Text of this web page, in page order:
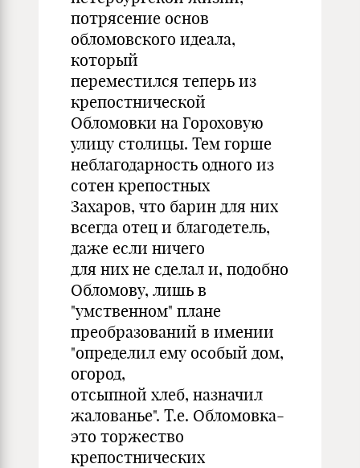
потрясение основ
обломовского идеала,
который
переместился теперь из
крепостнической
Обломовки на Гороховую
улицу столицы. Тем горше
неблагодарность одного из
сотен крепостных
Захаров, что барин для них
всегда отец и благодетель,
даже если ничего
для них не сделал и, подобно
Обломову, лишь в
"умственном" плане
преобразований в имении
"определил ему особый дом,
огород,
отсыпной хлеб, назначил
жалованье". Т.е. Обломовка-
это торжество
крепостнических